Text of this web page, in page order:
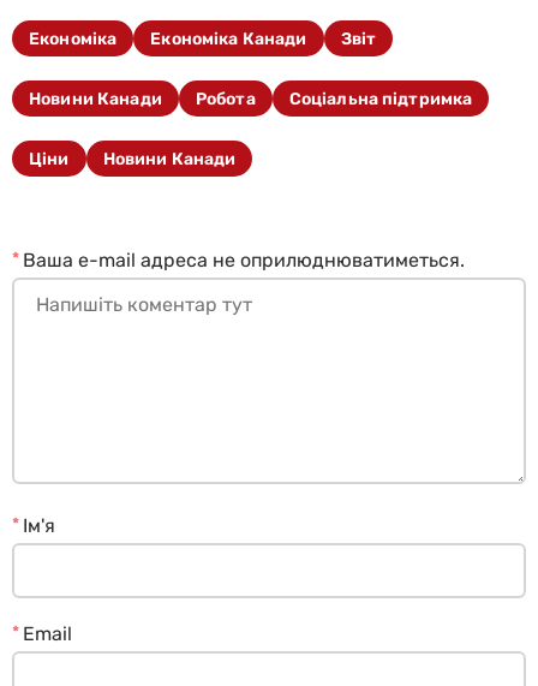
Економіка Економіка Канади Звіт
Новини Канади Робота Соціальна підтримка
Ціни Новини Канади
Ваша e-mail адреса не оприлюднюватиметься.
*
Ім'я
*
Email
*